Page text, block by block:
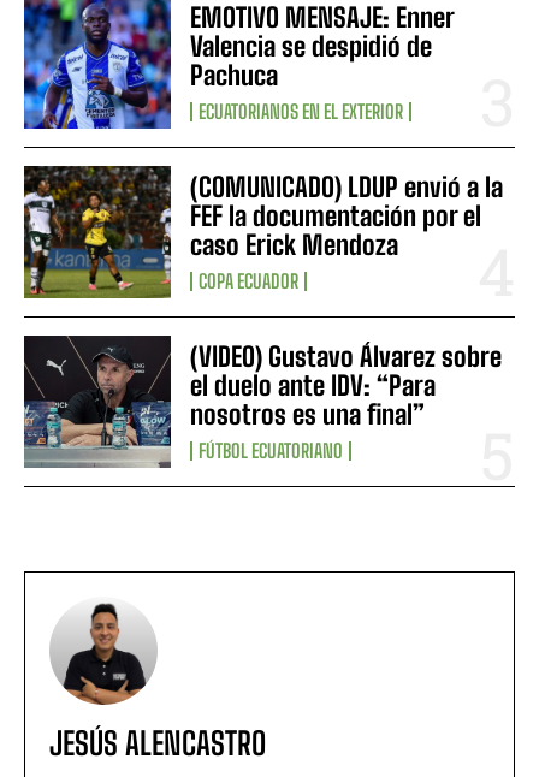
EMOTIVO MENSAJE: Enner
Valencia se despidió de
Pachuca
ECUATORIANOS EN EL EXTERIOR
(COMUNICADO) LDUP envió a la
FEF la documentación por el
caso Erick Mendoza
COPA ECUADOR
(VIDEO) Gustavo Álvarez sobre
el duelo ante IDV: “Para
nosotros es una final”
FÚTBOL ECUATORIANO
JESÚS ALENCASTRO